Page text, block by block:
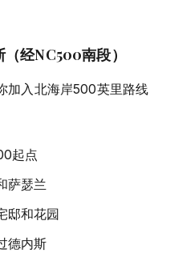
经NC500南段）
加入北海岸500英里路线
起点
萨瑟兰
邸和花园
德内斯